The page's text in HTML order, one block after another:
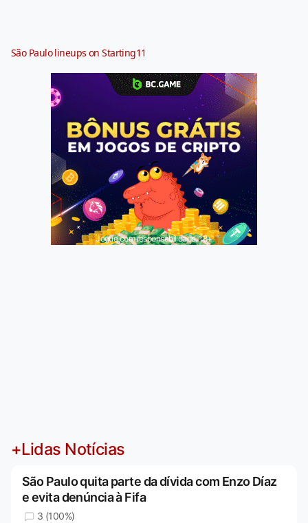
São Paulo lineups on Starting11
Jogue com responsabilidade. 18+
+Lidas Notícias
São Paulo quita parte da dívida com Enzo Díaz
e evita denúncia à Fifa
3 (100%)